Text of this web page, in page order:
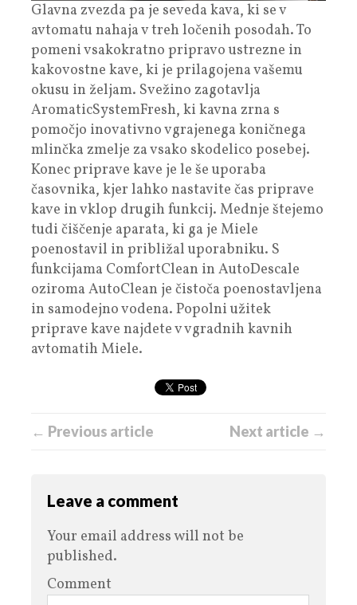
Glavna zvezda pa je seveda kava, ki se v
avtomatu nahaja v treh ločenih posodah. To
pomeni vsakokratno pripravo ustrezne in
kakovostne kave, ki je prilagojena vašemu
okusu in željam. Svežino zagotavlja
AromaticSystemFresh, ki kavna zrna s
pomočjo inovativno vgrajenega koničnega
mlinčka zmelje za vsako skodelico posebej.
Konec priprave kave je le še uporaba
časovnika, kjer lahko nastavite čas priprave
kave in vklop drugih funkcij. Mednje štejemo
tudi čiščenje aparata, ki ga je Miele
poenostavil in približal uporabniku. S
funkcijama ComfortClean in AutoDescale
oziroma AutoClean je čistoča poenostavljena
in samodejno vodena. Popolni užitek
priprave kave najdete v vgradnih kavnih
avtomatih Miele.
← Previous article Next article →
Leave a comment
Your email address will not be
published.
Comment